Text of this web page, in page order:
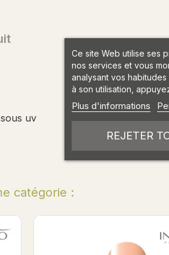
uv
catégorie :
Gel Brush - Mokka
Ce site Web utilise ses
nos services et vous
analysant vos
à son utilisation,
Plus d'informations
REJETER